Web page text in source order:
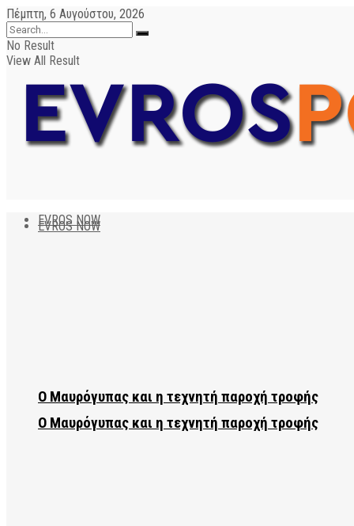
Πέμπτη, 6 Αυγούστου, 2026
No Result
View All Result
EVROS NOW
Ο Μαυρόγυπας και η τεχνητή παροχή τροφής
EVROS NOW
Ο Μαυρόγυπας και η τεχνητή παροχή τροφής